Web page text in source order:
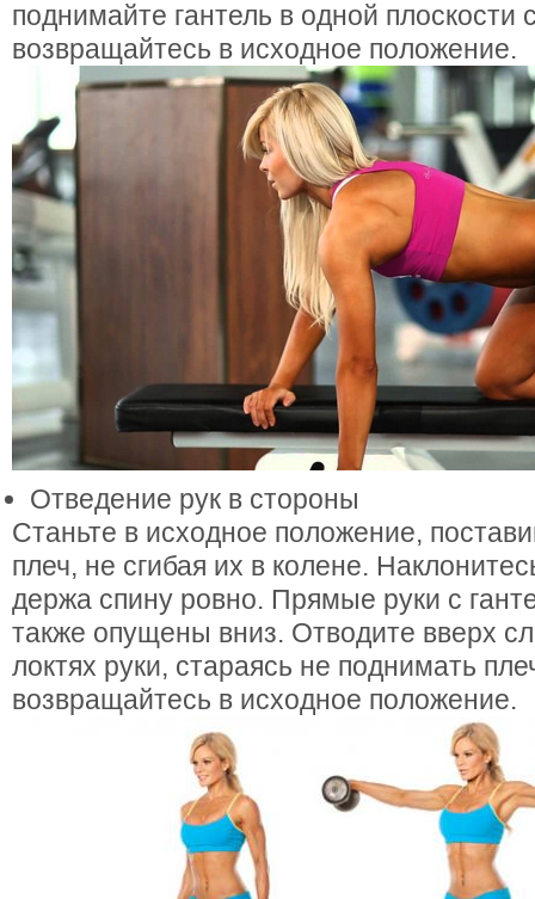
поднимайте гантель в одной плоскости
возвращайтесь в исходное положение.
Отведение рук в стороны
Станьте в исходное положение,
плеч, не сгибая их в колене.
держа спину ровно. Прямые руки с
также опущены вниз. Отводите вверх
локтях руки, стараясь не поднимать
возвращайтесь в исходное положение.